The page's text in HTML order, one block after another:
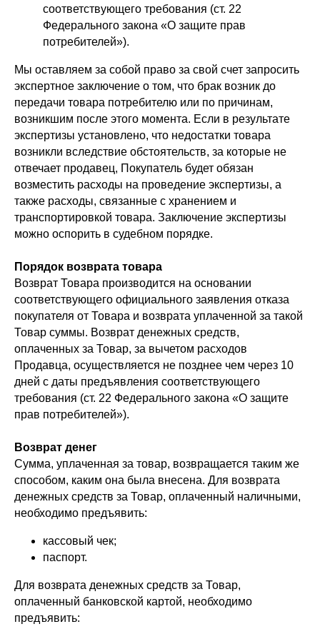
соответствующего требования (ст. 22
Федерального закона «О защите прав
потребителей»).
Мы оставляем за собой право за свой счет запросить
экспертное заключение о том, что брак возник до
передачи товара потребителю или по причинам,
возникшим после этого момента. Если в результате
экспертизы установлено, что недостатки товара
возникли вследствие обстоятельств, за которые не
отвечает продавец, Покупатель будет обязан
возместить расходы на проведение экспертизы, а
также расходы, связанные с хранением и
транспортировкой товара. Заключение экспертизы
можно оспорить в судебном порядке.
Порядок возврата товара
Возврат Товара производится на основании
соответствующего официального заявления отказа
покупателя от Товара и возврата уплаченной за такой
Товар суммы. Возврат денежных средств,
оплаченных за Товар, за вычетом расходов
Продавца, осуществляется не позднее чем через 10
дней с даты предъявления соответствующего
требования (ст. 22 Федерального закона «О защите
прав потребителей»).
Возврат денег
Сумма, уплаченная за товар, возвращается таким же
способом, каким она была внесена. Для возврата
денежных средств за Товар, оплаченный наличными,
необходимо предъявить:
кассовый чек;
паспорт.
Для возврата денежных средств за Товар,
оплаченный банковской картой, необходимо
предъявить:
+7 (958) 202-41-41
+7 (499) 916-60-66,
Sales@lustralighting.ru
Люстры
Освещение